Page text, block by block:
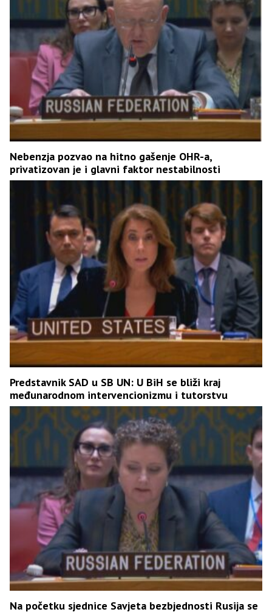
Nebenzja pozvao na hitno gašenje OHR-a,
privatizovan je i glavni faktor nestabilnosti
Predstavnik SAD u SB UN: U BiH se bliži kraj
međunarodnom intervencionizmu i tutorstvu
Na početku sjednice Savjeta bezbjednosti Rusija se